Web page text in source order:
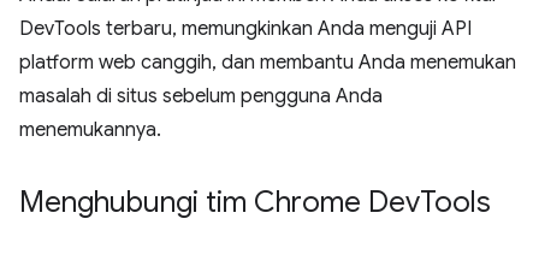
DevTools terbaru, memungkinkan Anda menguji API
platform web canggih, dan membantu Anda menemukan
masalah di situs sebelum pengguna Anda
menemukannya.
Menghubungi tim Chrome DevTools